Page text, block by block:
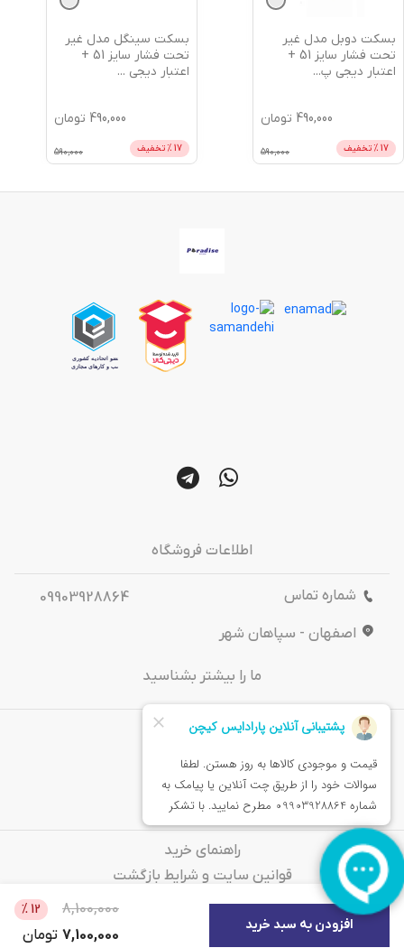
افزودن به سبد خرید
8,100,000
12
%
7,100,000 تومان
تحت فشار سایز 51 +
590,000
بسکت سینگل مدل غیر
تحت فشار سایز 51 +
17% تخفیف 590,000
10% تخفیف
اطلاعات فروشگاه
شماره تماس
09903928864
اصفهان - سپاهان شهر
ما را بیشتر بشناسید
درباره‌ ما
تماس باما
خدمات مشتریان
راهنمای خرید
قوانین سایت و شرایط بازگشت
سوالات متداول